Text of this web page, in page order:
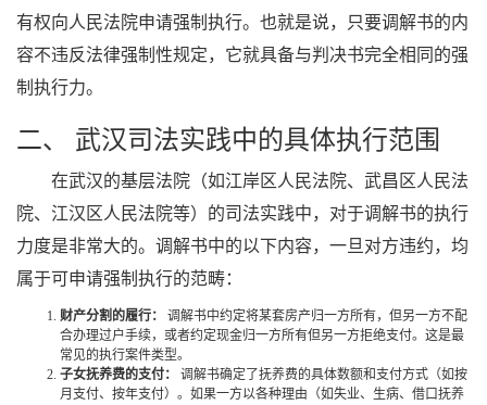
有权向人民法院申请强制执行。也就是说，只要调解书的内
容不违反法律强制性规定，它就具备与判决书完全相同的强
制执行力。
二、 武汉司法实践中的具体执行范围
在武汉的基层法院（如江岸区人民法院、武昌区人民法
院、江汉区人民法院等）的司法实践中，对于调解书的执行
力度是非常大的。调解书中的以下内容，一旦对方违约，均
属于可申请强制执行的范畴：
财产分割的履行：
调解书中约定将某套房产归一方所有，但另一方不配
合办理过户手续，或者约定现金归一方所有但另一方拒绝支付。这是最
常见的执行案件类型。
子女抚养费的支付：
调解书确定了抚养费的具体数额和支付方式（如按
月支付、按年支付）。如果一方以各种理由（如失业、生病、借口抚养